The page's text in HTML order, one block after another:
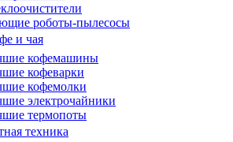
роботы-пылесосы
и чая
кофемашины
кофеварки
кофемолки
электрочайники
термопоты
техника